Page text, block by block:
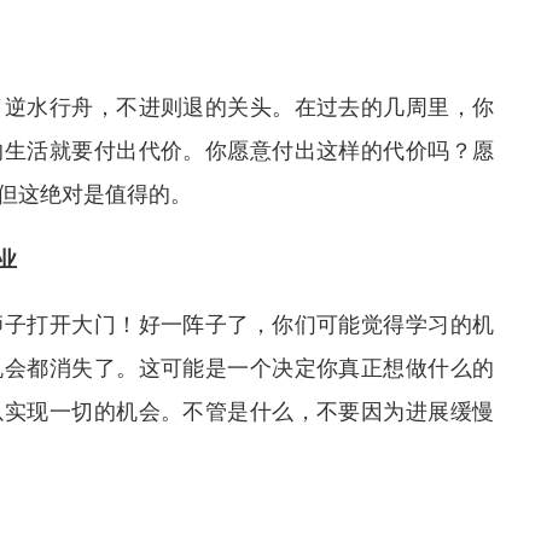
水行舟 ，不进则退的关头。在过去的几周里，你
活就要付出代价。你愿意付出这样的代价吗？愿
这绝对是值得的。
打开大门！好一阵子了，你们可能觉得学习的机
都消失了。这可能是一个决定你真正想做什么的
现一切的机会。不管是什么，不要因为进展缓慢